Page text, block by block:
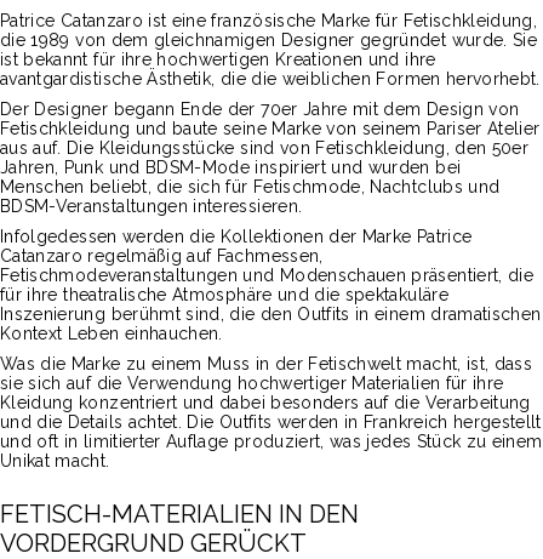
Patrice Catanzaro ist eine französische Marke für Fetischkleidung,
die 1989 von dem gleichnamigen Designer gegründet wurde. Sie
ist bekannt für ihre hochwertigen Kreationen und ihre
avantgardistische Ästhetik, die die weiblichen Formen hervorhebt.
Der Designer begann Ende der 70er Jahre mit dem Design von
Fetischkleidung und baute seine Marke von seinem Pariser Atelier
aus auf. Die Kleidungsstücke sind von Fetischkleidung, den 50er
Jahren, Punk und BDSM-Mode inspiriert und wurden bei
Menschen beliebt, die sich für Fetischmode, Nachtclubs und
BDSM-Veranstaltungen interessieren.
Infolgedessen werden die Kollektionen der Marke Patrice
Catanzaro regelmäßig auf Fachmessen,
Fetischmodeveranstaltungen und Modenschauen präsentiert, die
für ihre theatralische Atmosphäre und die spektakuläre
Inszenierung berühmt sind, die den Outfits in einem dramatischen
Kontext Leben einhauchen.
Was die Marke zu einem Muss in der Fetischwelt macht, ist, dass
sie sich auf die Verwendung hochwertiger Materialien für ihre
Kleidung konzentriert und dabei besonders auf die Verarbeitung
und die Details achtet. Die Outfits werden in Frankreich hergestellt
und oft in limitierter Auflage produziert, was jedes Stück zu einem
Unikat macht.
FETISCH-MATERIALIEN IN DEN
VORDERGRUND GERÜCKT